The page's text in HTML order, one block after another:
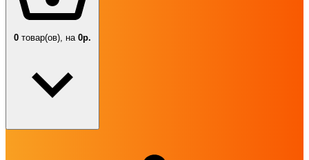
0 товар(ов), на 0р.